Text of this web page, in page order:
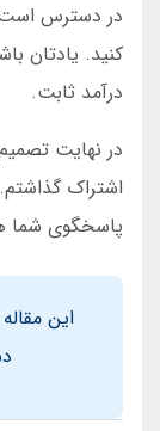
در دسترس است.
کنید. یادتان
درآمد ثابت.
در نهایت
اشتراک
پاسخگوی شما
این